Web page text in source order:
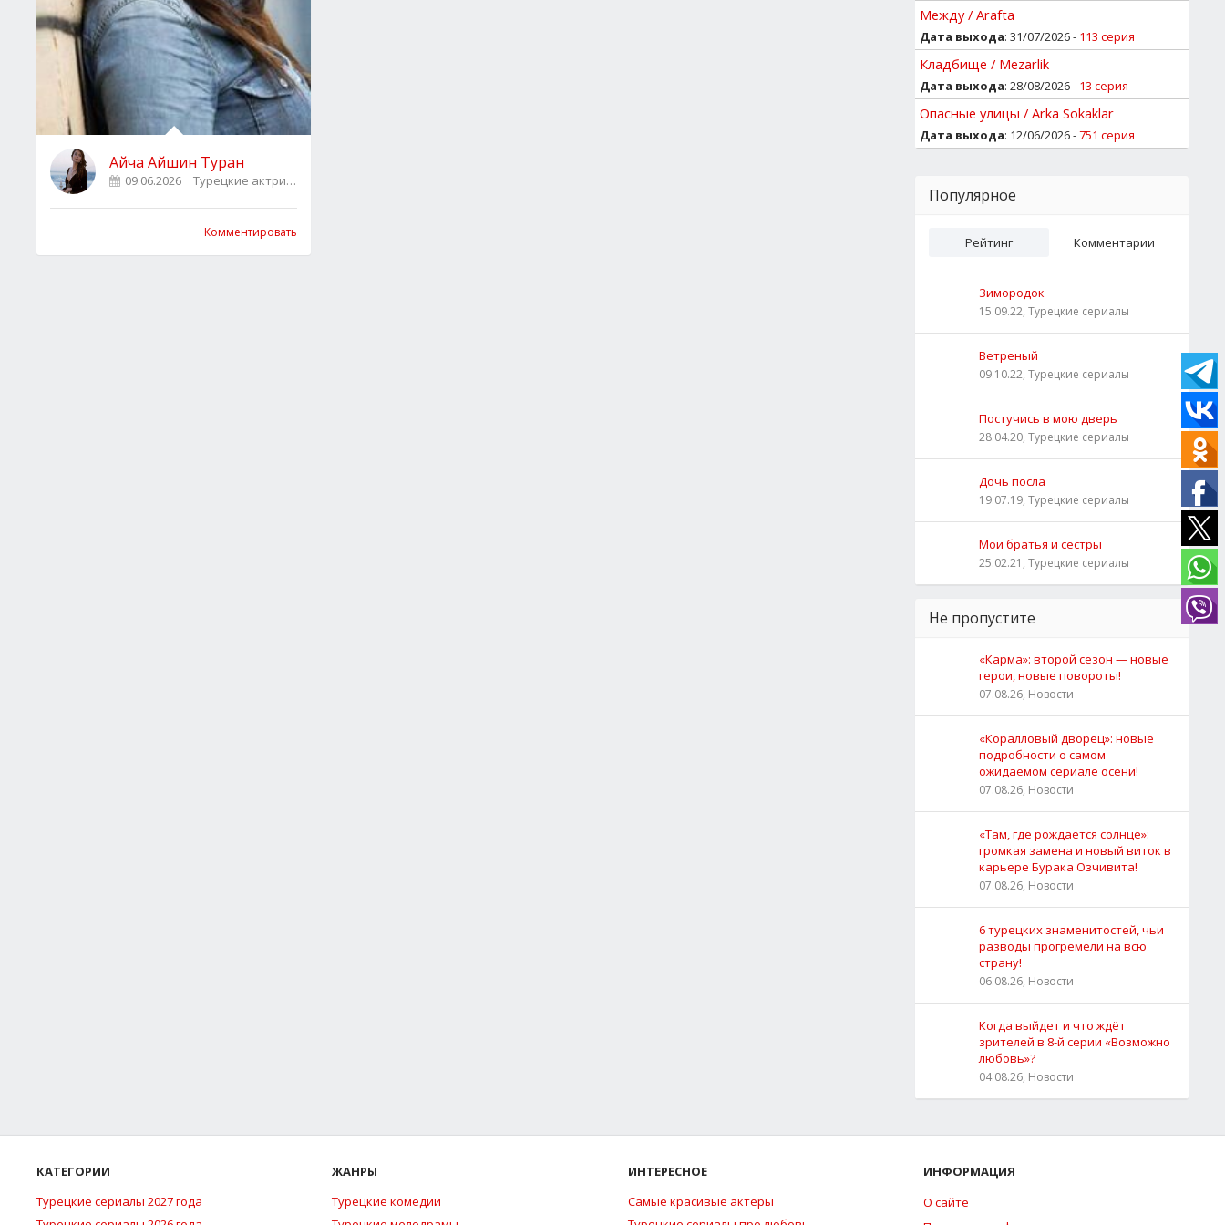
Айча Айшин Туран
09.06.2026 Турецкие актрисы
Комментировать
Между / Arafta
Дата выхода: 31/07/2026 - 113 серия
Кладбище / Mezarlik
Дата выхода: 28/08/2026 - 13 серия
Опасные улицы / Arka Sokaklar
Дата выхода: 12/06/2026 -751 серия
Популярное
Рейтинг Комментарии
Зимородок
15.09.22, Турецкие сериалы
Ветреный
09.10.22, Турецкие сериалы
Постучись в мою дверь
28.04.20, Турецкие сериалы
Дочь посла
19.07.19, Турецкие сериалы
Мои братья и сестры
25.02.21, Турецкие сериалы
Не пропустите
«Карма»: второй сезон — новые
герои, новые повороты!
07.08.26, Новости
«Коралловый дворец»: новые
подробности о самом
ожидаемом сериале осени!
07.08.26, Новости
«Там, где рождается солнце»:
громкая замена и новый виток в
карьере Бурака Озчивита!
07.08.26, Новости
6 турецких знаменитостей, чьи
разводы прогремели на всю
страну!
06.08.26, Новости
Когда выйдет и что ждёт
зрителей в 8-й серии «Возможно
любовь»?
04.08.26, Новости
КАТЕГОРИИ
Турецкие сериалы 2027 года
ЖАНРЫ
Турецкие комедии
ИНТЕРЕСНОЕ
Самые красивые актеры
ИНФОРМАЦИЯ
О сайте